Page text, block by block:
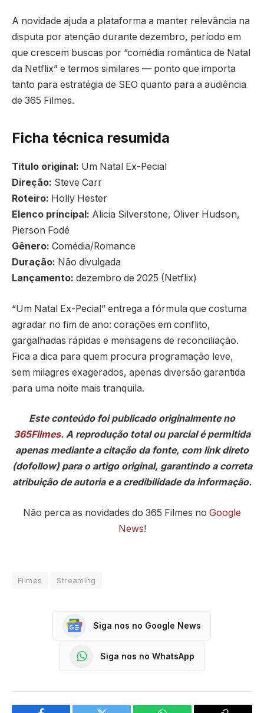
A novidade ajuda a plataforma a manter relevância na
disputa por atenção durante dezembro, período em
que crescem buscas por “comédia romântica de Natal
da Netflix” e termos similares — ponto que importa
tanto para estratégia de SEO quanto para a audiência
de 365 Filmes.
Ficha técnica resumida
Título original: Um Natal Ex-Pecial
Direção: Steve Carr
Roteiro: Holly Hester
Elenco principal: Alicia Silverstone, Oliver Hudson,
Pierson Fodé
Gênero: Comédia/Romance
Duração: Não divulgada
Lançamento: dezembro de 2025 (Netflix)
“Um Natal Ex-Pecial” entrega a fórmula que costuma
agradar no fim de ano: corações em conflito,
gargalhadas rápidas e mensagens de reconciliação.
Fica a dica para quem procura programação leve,
sem milagres exagerados, apenas diversão garantida
para uma noite mais tranquila.
Este conteúdo foi publicado originalmente no
365Filmes. A reprodução total ou parcial é permitida
apenas mediante a citação da fonte, com link direto
(dofollow) para o artigo original, garantindo a correta
atribuição de autoria e a credibilidade da informação.
Não perca as novidades do 365 Filmes no Google
News!
Filmes Streaming
Siga nos no Google News
Siga nos no WhatsApp